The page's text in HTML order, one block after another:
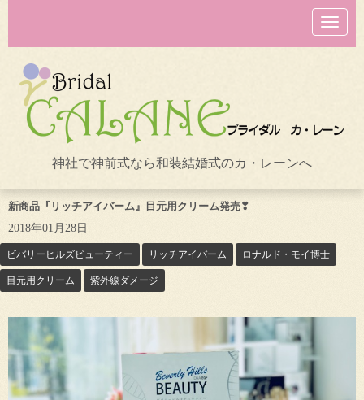
N
a
v
o
n
神社で神前式なら和装結婚式のカ・レーンへ
新商品『リッチアイバーム』目元用クリーム発売❣
2018年01月28日
ビバリーヒルズビューティー リッチアイバーム ロナルド・モイ博士
目元用クリーム 紫外線ダメージ